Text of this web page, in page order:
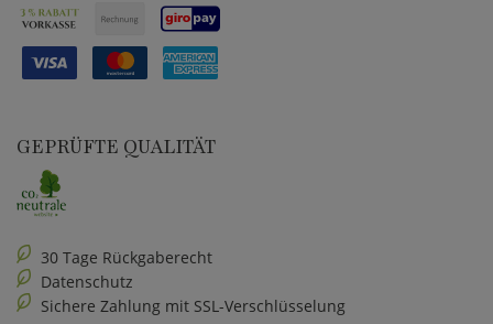
GEPRÜFTE QUALITÄT
30 Tage Rückgaberecht
Datenschutz
Sichere Zahlung mit SSL-Verschlüsselung